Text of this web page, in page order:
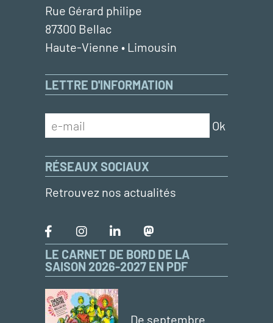
Rue Gérard philipe
87300 Bellac
Haute-Vienne • Limousin
LETTRE D'INFORMATION
RÉSEAUX SOCIAUX
Retrouvez nos actualités
LE CARNET DE BORD DE LA
SAISON 2026-2027 EN PDF
De septembre